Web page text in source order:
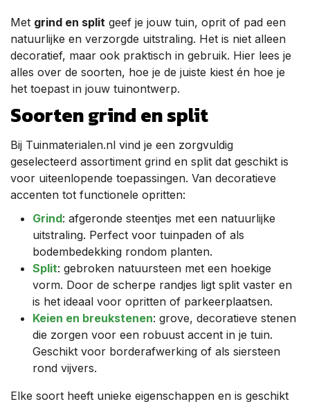
Met grind en split geef je jouw tuin, oprit of pad een
natuurlijke en verzorgde uitstraling. Het is niet alleen
decoratief, maar ook praktisch in gebruik. Hier lees je
alles over de soorten, hoe je de juiste kiest én hoe je
het toepast in jouw tuinontwerp.
Soorten grind en split
Bij Tuinmaterialen.nl vind je een zorgvuldig
geselecteerd assortiment grind en split dat geschikt is
voor uiteenlopende toepassingen. Van decoratieve
accenten tot functionele opritten:
Grind: afgeronde steentjes met een natuurlijke
uitstraling. Perfect voor tuinpaden of als
bodembedekking rondom planten.
Split: gebroken natuursteen met een hoekige
vorm. Door de scherpe randjes ligt split vaster en
is het ideaal voor opritten of parkeerplaatsen.
Keien en breukstenen: grove, decoratieve stenen
die zorgen voor een robuust accent in je tuin.
Geschikt voor borderafwerking of als siersteen
rond vijvers.
Elke soort heeft unieke eigenschappen en is geschikt